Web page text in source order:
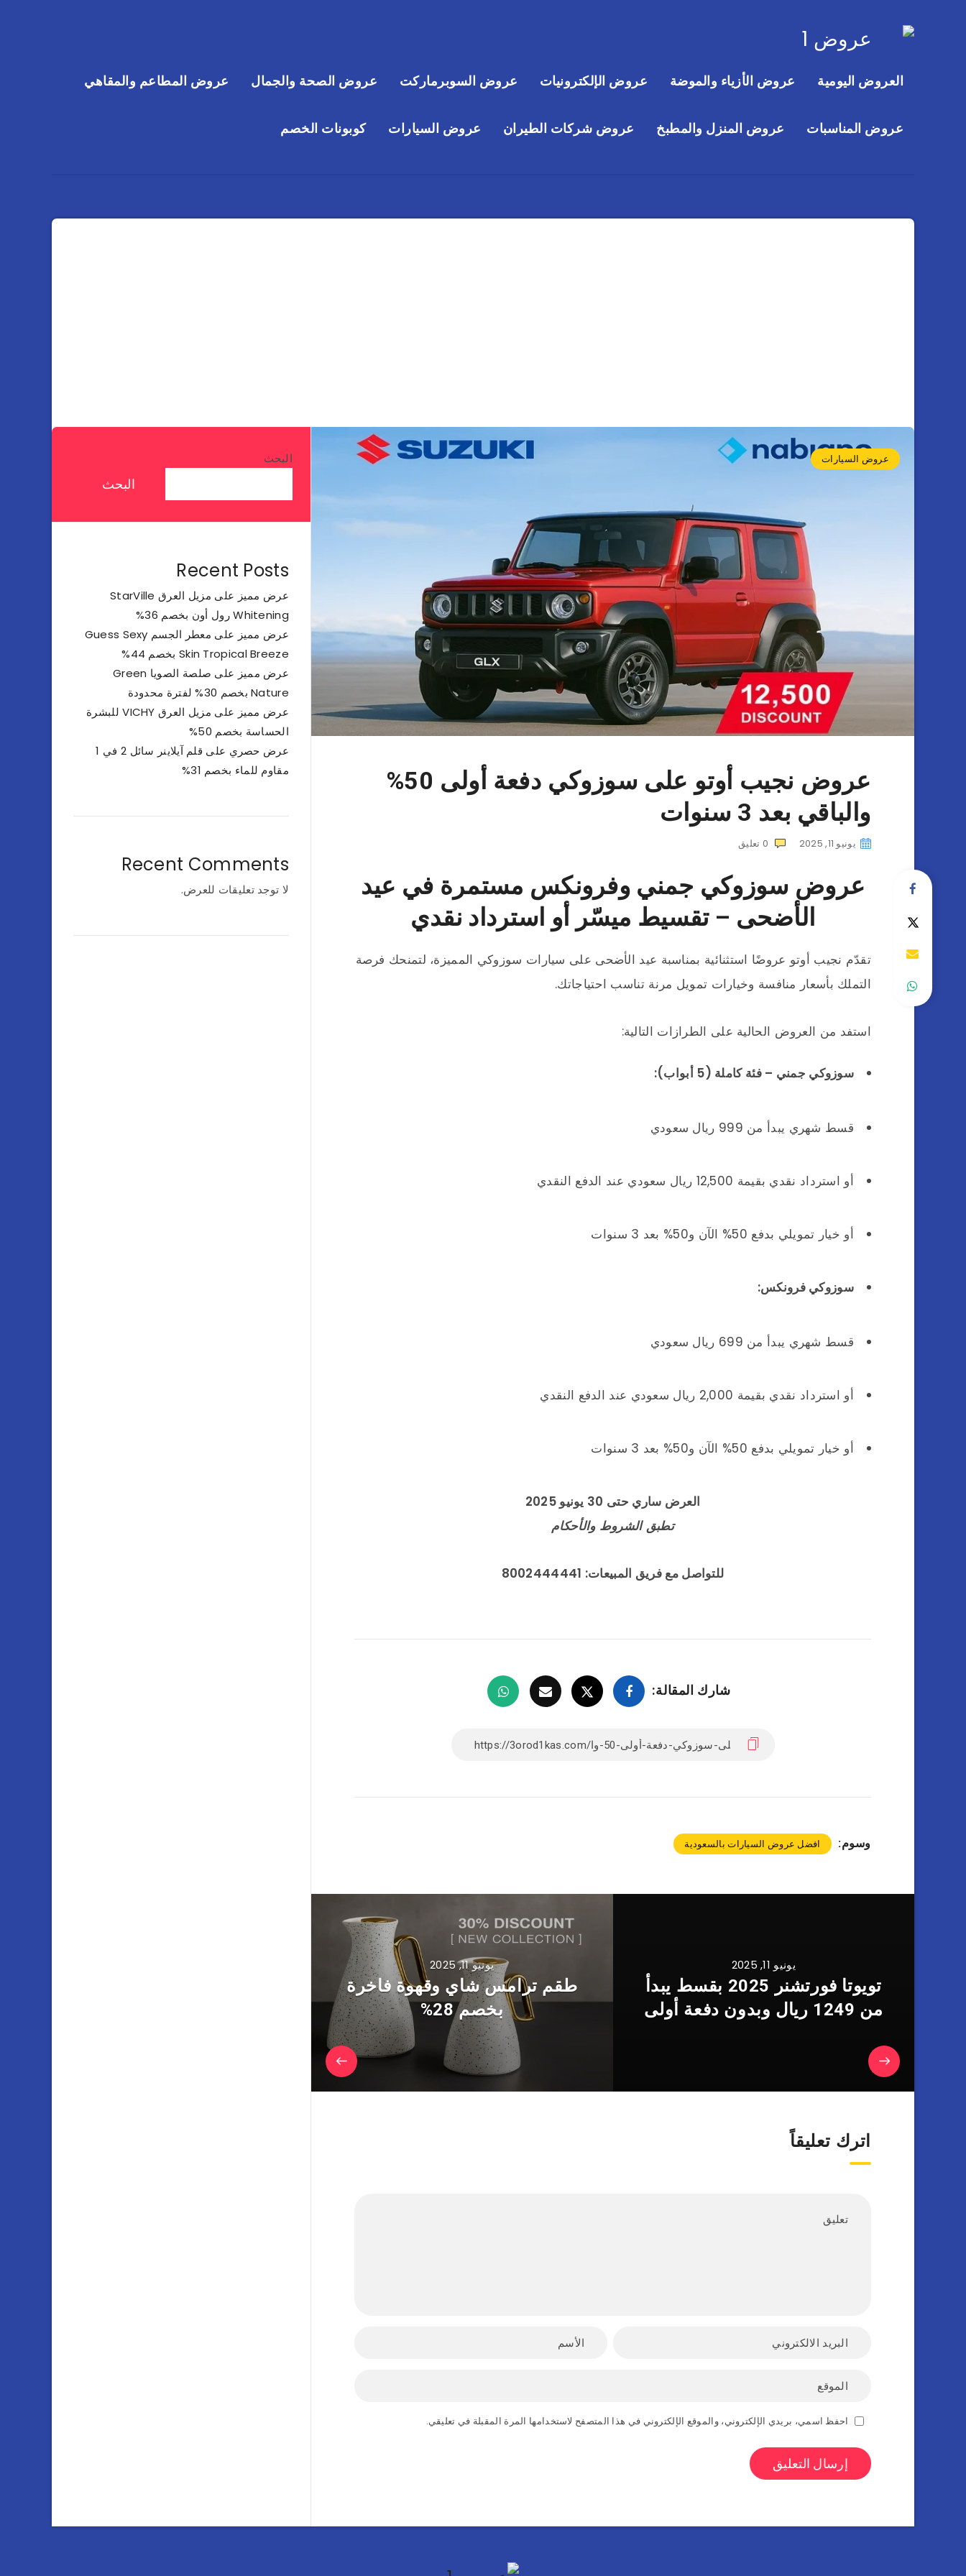
العروض اليومية عروض الأزياء والموضة عروض الإلكترونيات عروض السوبرماركت عروض الصحة والجمال عروض المطاعم والمقاهي
عروض المناسبات عروض المنزل والمطبخ عروض شركات الطيران عروض السيارات كوبونات الخصم
عروض السيارات
عروض نجيب أوتو على سوزوكي دفعة أولى 50%
والباقي بعد 3 سنوات
يونيو 11, 2025 0 تعليق
عروض سوزوكي جمني وفرونكس مستمرة في عيد
الأضحى – تقسيط ميسّر أو استرداد نقدي
تقدّم نجيب أوتو عروضًا استثنائية بمناسبة عيد الأضحى على سيارات سوزوكي المميزة، لتمنحك فرصة
التملك بأسعار منافسة وخيارات تمويل مرنة تناسب احتياجاتك.
استفد من العروض الحالية على الطرازات التالية:
سوزوكي جمني – فئة كاملة (5 أبواب):
قسط شهري يبدأ من 999 ريال سعودي
أو استرداد نقدي بقيمة 12,500 ريال سعودي عند الدفع النقدي
أو خيار تمويلي بدفع 50% الآن و50% بعد 3 سنوات
سوزوكي فرونكس:
قسط شهري يبدأ من 699 ريال سعودي
أو استرداد نقدي بقيمة 2,000 ريال سعودي عند الدفع النقدي
أو خيار تمويلي بدفع 50% الآن و50% بعد 3 سنوات
العرض ساري حتى 30 يونيو 2025
تطبق الشروط والأحكام
للتواصل مع فريق المبيعات: 8002444441
شارك المقالة:
وسوم: افضل عروض السيارات بالسعودية
يونيو 11, 2025
طقم ترامس شاي وقهوة فاخرة
بخصم 28%
يونيو 11, 2025
تويوتا فورتشنر 2025 بقسط يبدأ
من 1249 ريال وبدون دفعة أولى
اترك تعليقاً
احفظ اسمي، بريدي الإلكتروني، والموقع الإلكتروني في هذا المتصفح لاستخدامها المرة المقبلة في تعليقي.
البحث
البحث
Recent Posts
عرض مميز على مزيل العرق StarVille
Whitening رول أون بخصم 36%
عرض مميز على معطر الجسم Guess Sexy
Skin Tropical Breeze بخصم 44%
عرض مميز على صلصة الصويا Green
Nature بخصم 30% لفترة محدودة
عرض مميز على مزيل العرق VICHY للبشرة
الحساسة بخصم 50%
عرض حصري على قلم آيلاينر سائل 2 في 1
مقاوم للماء بخصم 31%
Recent Comments
لا توجد تعليقات للعرض.